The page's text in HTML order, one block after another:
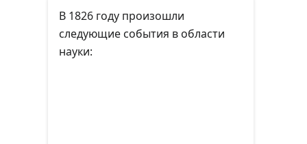
В 1826 году произошли
следующие события в области
науки: